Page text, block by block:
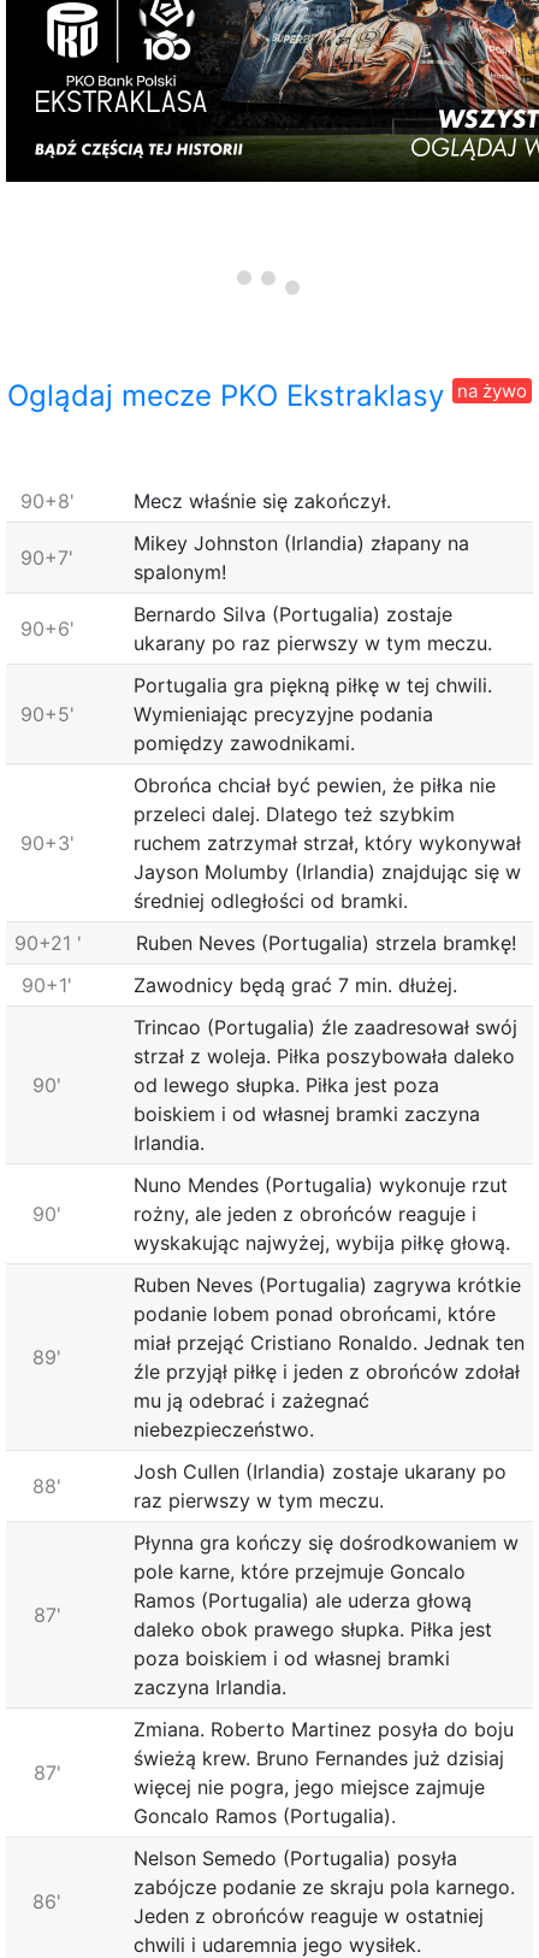
Oglądaj mecze PKO Ekstraklasy na żywo
90+8' Mecz właśnie się zakończył.
90+7'
Mikey Johnston (Irlandia) złapany na
spalonym!
90+6'
Bernardo Silva (Portugalia) zostaje
ukarany po raz pierwszy w tym meczu.
90+5'
Portugalia gra piękną piłkę w tej chwili.
Wymieniając precyzyjne podania
pomiędzy zawodnikami.
90+3'
Obrońca chciał być pewien, że piłka nie
przeleci dalej. Dlatego też szybkim
ruchem zatrzymał strzał, który wykonywał
Jayson Molumby (Irlandia) znajdując się w
średniej odległości od bramki.
90+21 '
Ruben Neves (Portugalia) strzela bramkę!
90+1'
Zawodnicy będą grać 7 min. dłużej.
90'
Trincao (Portugalia) źle zaadresował swój
strzał z woleja. Piłka poszybowała daleko
od lewego słupka. Piłka jest poza
boiskiem i od własnej bramki zaczyna
Irlandia.
90'
Nuno Mendes (Portugalia) wykonuje rzut
rożny, ale jeden z obrońców reaguje i
wyskakując najwyżej, wybija piłkę głową.
89'
Ruben Neves (Portugalia) zagrywa krótkie
podanie lobem ponad obrońcami, które
miał przejąć Cristiano Ronaldo. Jednak ten
źle przyjął piłkę i jeden z obrońców zdołał
mu ją odebrać i zażegnać
niebezpieczeństwo.
88'
Josh Cullen (Irlandia) zostaje ukarany po
raz pierwszy w tym meczu.
87'
Płynna gra kończy się dośrodkowaniem w
pole karne, które przejmuje Goncalo
Ramos (Portugalia) ale uderza głową
daleko obok prawego słupka. Piłka jest
poza boiskiem i od własnej bramki
zaczyna Irlandia.
87'
Zmiana. Roberto Martinez posyła do boju
świeżą krew. Bruno Fernandes już dzisiaj
więcej nie pogra, jego miejsce zajmuje
Goncalo Ramos (Portugalia).
86'
Nelson Semedo (Portugalia) posyła
zabójcze podanie ze skraju pola karnego.
Jeden z obrońców reaguje w ostatniej
chwili i udaremnia jego wysiłek.